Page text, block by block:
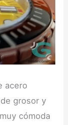
acero
grosor y
cómoda